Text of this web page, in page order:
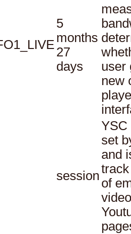
5
months
27
days
user
new
session
YSC
set
and
of